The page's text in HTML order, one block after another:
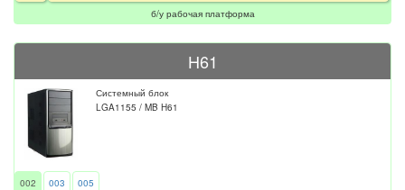
б/у рабочая платформа
H61
Системный блок
LGA1155 / MB H61
002 003
005